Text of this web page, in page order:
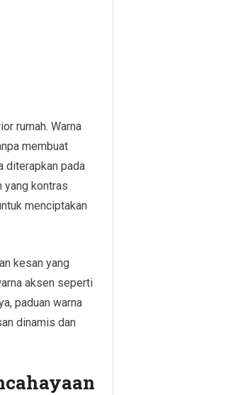
rumah. Warna
membuat
diterapkan pada
yang kontras
menciptakan
kesan yang
aksen seperti
paduan warna
dinamis dan